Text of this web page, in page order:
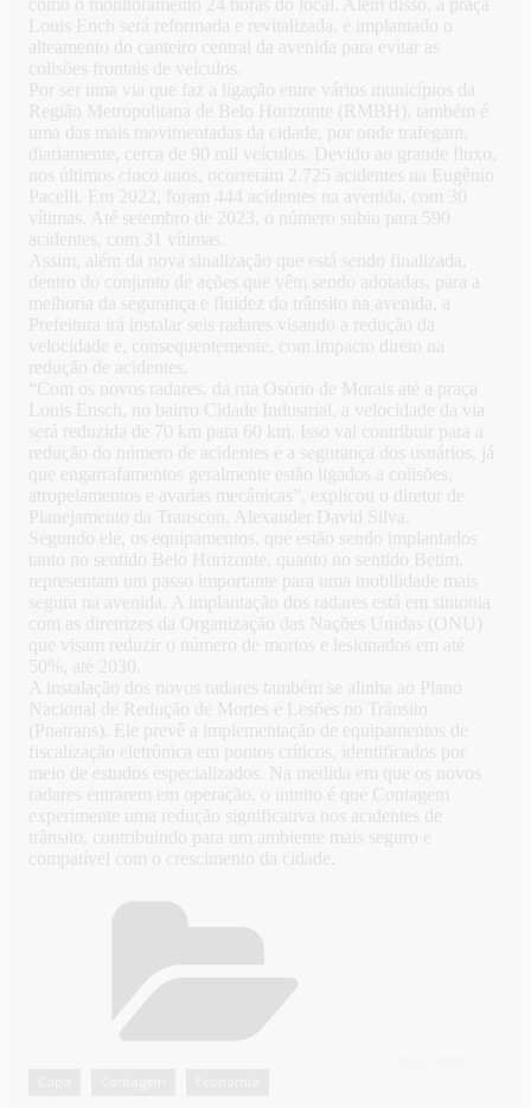
como o monitoramento 24 horas do local. Além disso, a praça
Louis Ench será reformada e revitalizada, e implantado o
alteamento do canteiro central da avenida para evitar as
colisões frontais de veículos.
Por ser uma via que faz a ligação entre vários municípios da
Região Metropolitana de Belo Horizonte (RMBH), também é
uma das mais movimentadas da cidade, por onde trafegam,
diariamente, cerca de 90 mil veículos. Devido ao grande fluxo,
nos últimos cinco anos, ocorreram 2.725 acidentes na Eugênio
Pacelli. Em 2022, foram 444 acidentes na avenida, com 30
vítimas. Até setembro de 2023, o número subiu para 590
acidentes, com 31 vítimas.
Assim, além da nova sinalização que está sendo finalizada,
dentro do conjunto de ações que vêm sendo adotadas, para a
melhoria da segurança e fluidez do trânsito na avenida, a
Prefeitura irá instalar seis radares visando a redução da
velocidade e, consequentemente, com impacto direto na
redução de acidentes.
“Com os novos radares, da rua Osório de Morais até a praça
Louis Ensch, no bairro Cidade Industrial, a velocidade da via
será reduzida de 70 km para 60 km. Isso vai contribuir para a
redução do número de acidentes e a segurança dos usuários, já
que engarrafamentos geralmente estão ligados a colisões,
atropelamentos e avarias mecânicas”, explicou o diretor de
Planejamento da Transcon, Alexander David Silva.
Segundo ele, os equipamentos, que estão sendo implantados
tanto no sentido Belo Horizonte, quanto no sentido Betim,
representam um passo importante para uma mobilidade mais
segura na avenida. A implantação dos radares está em sintonia
com as diretrizes da Organização das Nações Unidas (ONU)
que visam reduzir o número de mortos e lesionados em até
50%, até 2030.
A instalação dos novos radares também se alinha ao Plano
Nacional de Redução de Mortes e Lesões no Trânsito
(Pnatrans). Ele prevê a implementação de equipamentos de
fiscalização eletrônica em pontos críticos, identificados por
meio de estudos especializados. Na medida em que os novos
radares entrarem em operação, o intuito é que Contagem
experimente uma redução significativa nos acidentes de
trânsito, contribuindo para um ambiente mais seguro e
compatível com o crescimento da cidade.